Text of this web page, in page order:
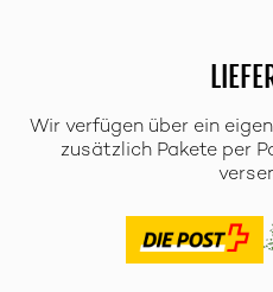
Wir verfügen über ein
zusätzlich Pakete per